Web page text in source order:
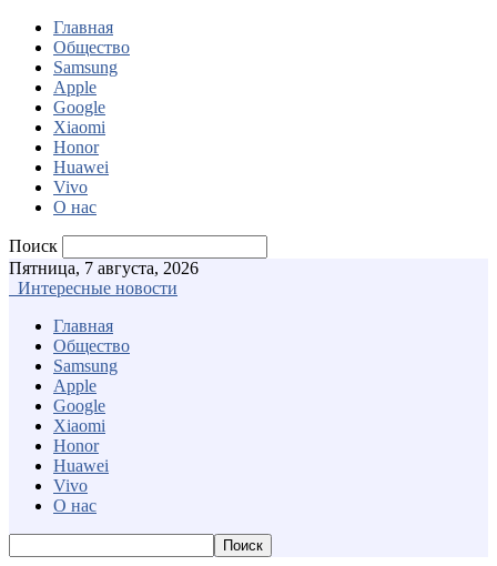
Главная
Общество
Samsung
Apple
Google
Xiaomi
Honor
Huawei
Vivo
О нас
Поиск
Пятница, 7 августа, 2026
Интересные новости
Главная
Общество
Samsung
Apple
Google
Xiaomi
Honor
Huawei
Vivo
О нас